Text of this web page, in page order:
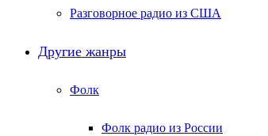
Разговорное радио из США
Другие жанры
Фолк
Фолк радио из России